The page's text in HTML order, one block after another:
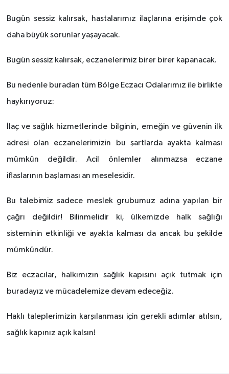
Bugün sessiz kalırsak, hastalarımız ilaçlarına erişimde çok
daha büyük sorunlar yaşayacak.
Bugün sessiz kalırsak, eczanelerimiz birer birer kapanacak.
Bu nedenle buradan tüm Bölge Eczacı Odalarımız ile birlikte
haykırıyoruz:
İlaç ve sağlık hizmetlerinde bilginin, emeğin ve güvenin ilk
adresi olan eczanelerimizin bu şartlarda ayakta kalması
mümkün değildir. Acil önlemler alınmazsa eczane
iflaslarının başlaması an meselesidir.
Bu talebimiz sadece meslek grubumuz adına yapılan bir
çağrı değildir! Bilinmelidir ki, ülkemizde halk sağlığı
sisteminin etkinliği ve ayakta kalması da ancak bu şekilde
mümkündür.
Biz eczacılar, halkımızın sağlık kapısını açık tutmak için
buradayız ve mücadelemize devam edeceğiz.
Haklı taleplerimizin karşılanması için gerekli adımlar atılsın,
sağlık kapınız açık kalsın!